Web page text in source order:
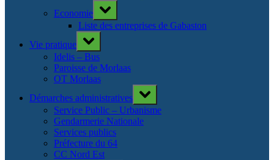
Economie
Toggle
sub-
menu
Liste des entreprises de Gabaston
Vie pratique
Toggle
sub-
menu
Idelis – Bus
Paroisse de Morlaas
OT Morlaas
Démarches administratives
Toggle
sub-
menu
Service Public – Urbanisme
Gendarmerie Nationale
Services publics
Préfecture du 64
CC Nord Est